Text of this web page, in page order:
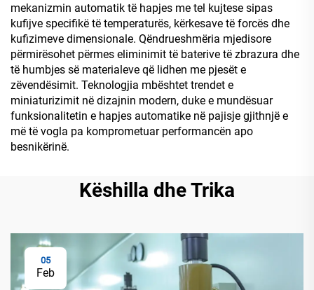
mekanizmin automatik të hapjes me tel kujtese sipas
kufijve specifikë të temperaturës, kërkesave të forcës dhe
kufizimeve dimensionale. Qëndrueshmëria mjedisore
përmirësohet përmes eliminimit të baterive të zbrazura dhe
të humbjes së materialeve që lidhen me pjesët e
zëvendësimit. Teknologjia mbështet trendet e
miniaturizimit në dizajnin modern, duke e mundësuar
funksionalitetin e hapjes automatike në pajisje gjithnjë e
më të vogla pa komprometuar performancën apo
besnikërinë.
Këshilla dhe Trika
05
Feb